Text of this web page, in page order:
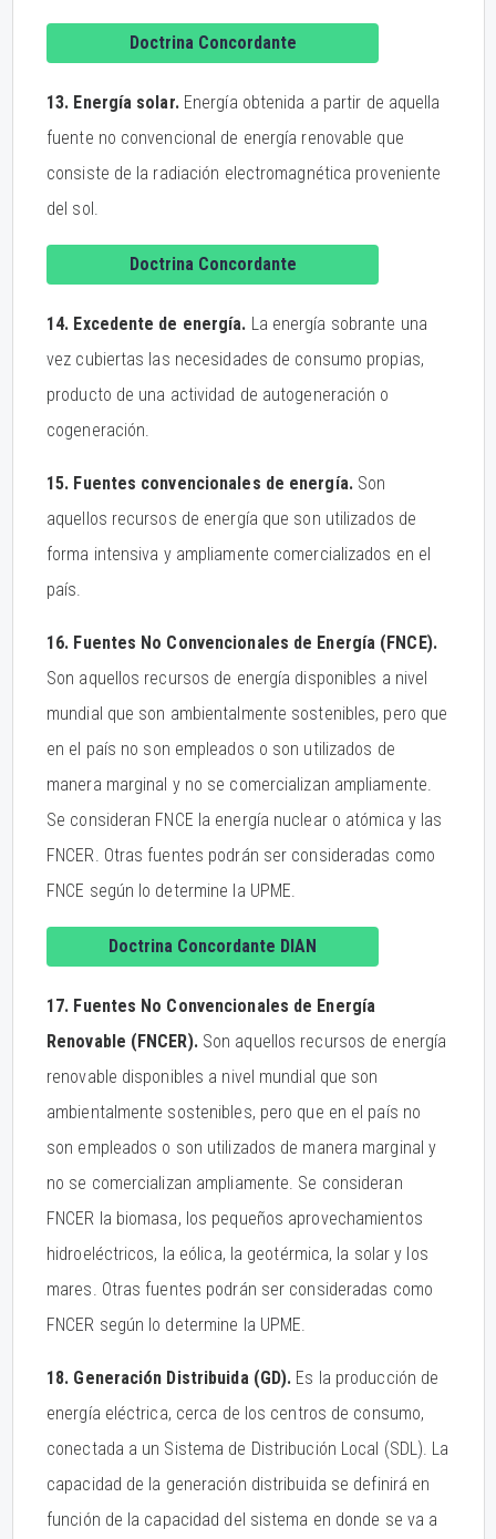
Doctrina Concordante
13. Energía solar.Energía obtenida a partir de aquella
fuente no convencional de energía renovable que
consiste de la radiación electromagnética proveniente
del sol.
Doctrina Concordante
14. Excedente de energía. La energía sobrante una
vez cubiertas las necesidades de consumo propias,
producto de una actividad de autogeneración o
cogeneración.
15. Fuentes convencionales de energía.Son
aquellos recursos de energía que son utilizados de
forma intensiva y ampliamente comercializados en el
país.
16. Fuentes No Convencionales de Energía (FNCE).
Son aquellos recursos de energía disponibles a nivel
mundial que son ambientalmente sostenibles, pero que
en el país no son empleados o son utilizados de
manera marginal y no se comercializan ampliamente.
Se consideran FNCE la energía nuclear o atómica y las
FNCER. Otras fuentes podrán ser consideradas como
FNCE según lo determine la UPME.
Doctrina Concordante DIAN
17. Fuentes No Convencionales de Energía
Renovable (FNCER).Son aquellos recursos de energía
renovable disponibles a nivel mundial que son
ambientalmente sostenibles, pero que en el país no
son empleados o son utilizados de manera marginal y
no se comercializan ampliamente. Se consideran
FNCER la biomasa, los pequeños aprovechamientos
hidroeléctricos, la eólica, la geotérmica, la solar y los
mares. Otras fuentes podrán ser consideradas como
FNCER según lo determine la UPME.
18. Generación Distribuida (GD). Es la producción de
energía eléctrica, cerca de los centros de consumo,
conectada a un Sistema de Distribución Local (SDL). La
capacidad de la generación distribuida se definirá en
función de la capacidad del sistema en donde se va a